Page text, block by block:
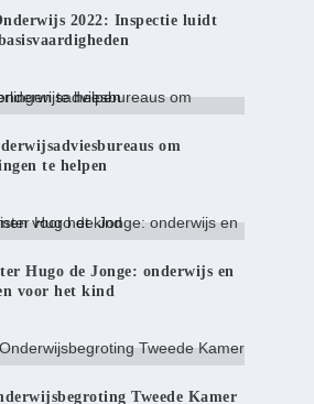
2022: Inspectie luidt
om
te helpen
Hugo de Jonge: onderwijs en
voor het kind
Tweede Kamer